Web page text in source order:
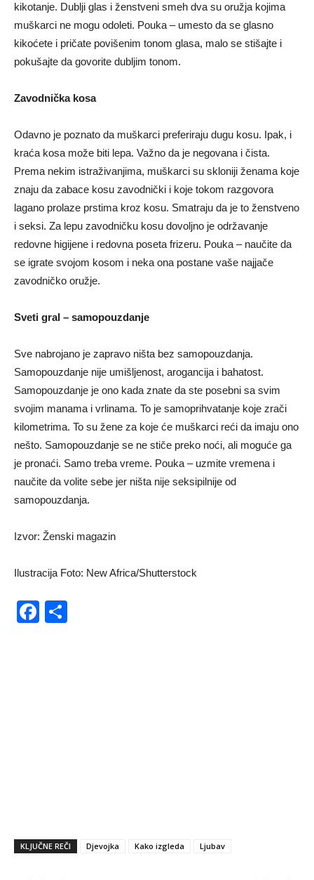
kikotanje. Dublji glas i ženstveni smeh dva su oružja kojima
muškarci ne mogu odoleti. Pouka – umesto da se glasno
kikoćete i pričate povišenim tonom glasa, malo se stišajte i
pokušajte da govorite dubljim tonom.
Zavodnička kosa
Odavno je poznato da muškarci preferiraju dugu kosu. Ipak, i
kraća kosa može biti lepa. Važno da je negovana i čista.
Prema nekim istraživanjima, muškarci su skloniji ženama koje
znaju da zabace kosu zavodnički i koje tokom razgovora
lagano prolaze prstima kroz kosu. Smatraju da je to ženstveno
i seksi. Za lepu zavodničku kosu dovoljno je održavanje
redovne higijene i redovna poseta frizeru. Pouka – naučite da
se igrate svojom kosom i neka ona postane vaše najjače
zavodničko oružje.
Sveti gral – samopouzdanje
Sve nabrojano je zapravo ništa bez samopouzdanja.
Samopouzdanje nije umišljenost, arogancija i bahatost.
Samopouzdanje je ono kada znate da ste posebni sa svim
svojim manama i vrlinama. To je samoprihvatanje koje zrači
kilometrima. To su žene za koje će muškarci reći da imaju ono
nešto. Samopouzdanje se ne stiče preko noći, ali moguće ga
je pronaći. Samo treba vreme. Pouka – uzmite vremena i
naučite da volite sebe jer ništa nije seksipilnije od
samopouzdanja.
Izvor: Ženski magazin
Ilustracija Foto: New Africa/Shutterstock
Facebook
KLJUČNE REČI Djevojka Kako izgleda Ljubav